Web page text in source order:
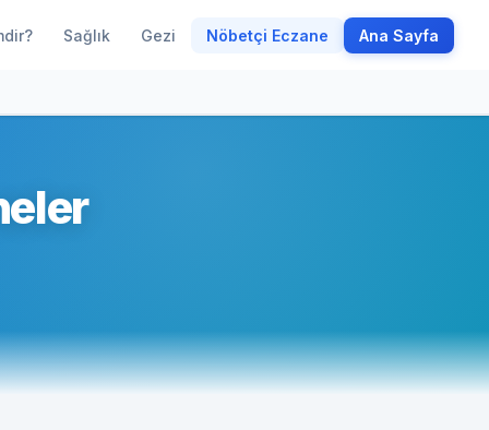
Sağlık Gezi Nöbetçi Eczane Ana Sayfa